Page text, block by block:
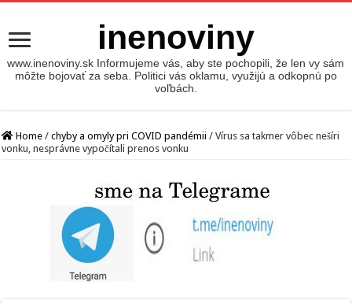
inenoviny
www.inenoviny.sk Informujeme vás, aby ste pochopili, že len vy sám
môžte bojovať za seba. Politici vás oklamu, využijú a odkopnú po
voľbách.
Home / chyby a omyly pri COVID pandémii / Vírus sa takmer vôbec nešíri
vonku, nesprávne vypočítali prenos vonku